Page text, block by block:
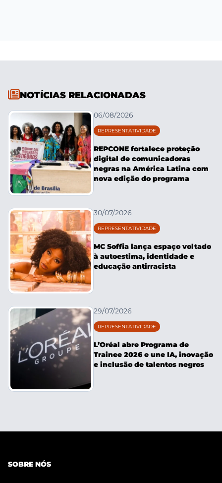
NOTÍCIAS RELACIONADAS
06/08/2026
REPRESENTATIVIDADE
REPCONE fortalece proteção
digital de comunicadoras
negras na América Latina com
nova edição do programa
30/07/2026
REPRESENTATIVIDADE
MC Soffia lança espaço voltado
à autoestima, identidade e
educação antirracista
29/07/2026
REPRESENTATIVIDADE
L’Oréal abre Programa de
Trainee 2026 e une IA, inovação
e inclusão de talentos negros
SOBRE NÓS